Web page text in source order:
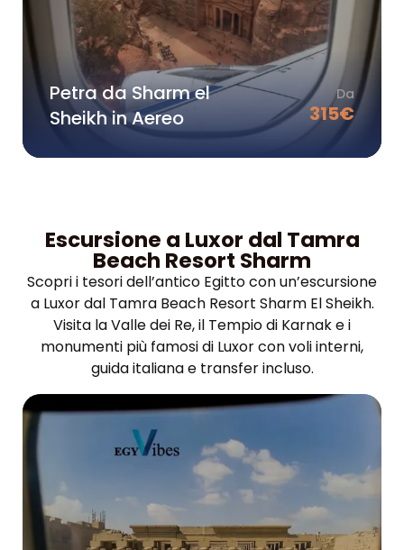
Petra da Sharm el
Sheikh in Aereo
Da
315€
Escursione a Luxor dal Tamra
Beach Resort Sharm
Scopri i tesori dell’antico Egitto con un’escursione
a Luxor dal Tamra Beach Resort Sharm El Sheikh.
Visita la Valle dei Re, il Tempio di Karnak e i
monumenti più famosi di Luxor con voli interni,
guida italiana e transfer incluso.